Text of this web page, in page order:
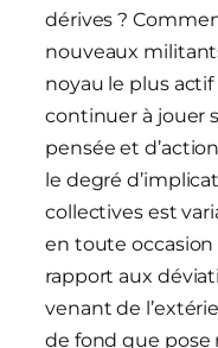
dérives ?
nouveaux
noyau le plus
continuer à jouer
pensée et
le degré
collectives est
en toute
rapport aux
venant de
de fond que